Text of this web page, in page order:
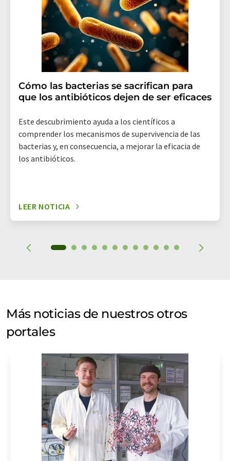
revoke@lumitos.com . Además, en cada correo
electrónico se incluye un enlace para anular la
suscripción al boletín informativo correspondiente.
Cómo las bacterias se sacrifican para
que los antibióticos dejen de ser eficaces
Este descubrimiento ayuda a los científicos a
comprender los mecanismos de supervivencia de las
bacterias y, en consecuencia, a mejorar la eficacia de
los antibióticos.
LEER NOTICIA
Más noticias de nuestros otros
portales